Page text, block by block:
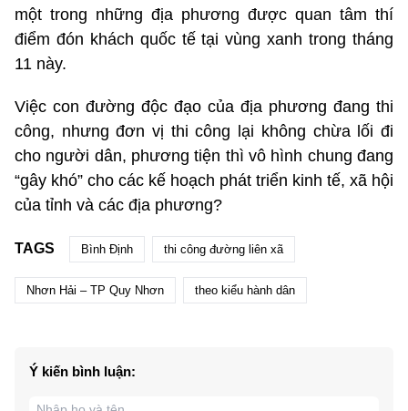
một trong những địa phương được quan tâm thí
điểm đón khách quốc tế tại vùng xanh trong tháng
11 này.
Việc con đường độc đạo của địa phương đang thi
công, nhưng đơn vị thi công lại không chừa lối đi
cho người dân, phương tiện thì vô hình chung đang
“gây khó” cho các kế hoạch phát triển kinh tế, xã hội
của tỉnh và các địa phương?
TAGS Bình Định thi công đường liên xã
Nhơn Hải – TP Quy Nhơn theo kiểu hành dân
Ý kiến bình luận: